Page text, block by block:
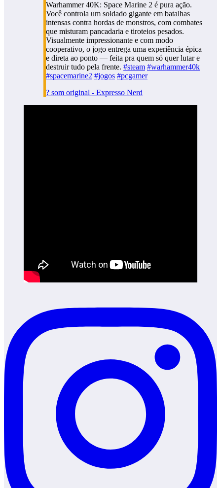
Warhammer 40K: Space Marine 2 é pura ação.
Você controla um soldado gigante em batalhas
intensas contra hordas de monstros, com combates
que misturam pancadaria e tiroteios pesados.
Visualmente impressionante e com modo
cooperativo, o jogo entrega uma experiência épica
e direta ao ponto — feita pra quem só quer lutar e
destruir tudo pela frente. #steam #warhammer40k
#spacemarine2 #jogos #pcgamer
? som original - Expresso Nerd